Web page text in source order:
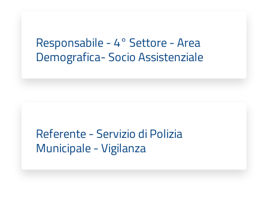
Responsabile - 4° Settore - Area
Demografica- Socio Assistenziale
Referente - Servizio di Polizia
Municipale - Vigilanza